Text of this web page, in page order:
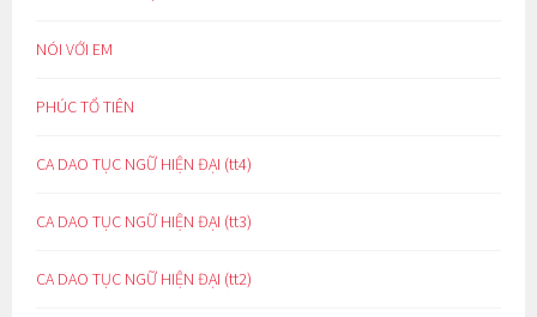
NÓI VỚI EM
PHÚC TỔ TIÊN
CA DAO TỤC NGỮ HIỆN ĐẠI (tt4)
CA DAO TỤC NGỮ HIỆN ĐẠI (tt3)
CA DAO TỤC NGỮ HIỆN ĐẠI (tt2)